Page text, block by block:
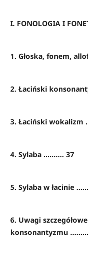
I. FONOLOGIA I
1. Głoska, fonem,
2. Łaciński
3. Łaciński wokalizm
4. Sylaba .......... 37
5. Sylaba w łacinie
6. Uwagi
konsonantyzmu